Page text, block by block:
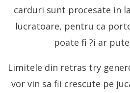
carduri sunt procesate in
lucratoare, pentru ca
poate fi ?i ar
Limitele din retras try
vor vin sa fii crescute pe